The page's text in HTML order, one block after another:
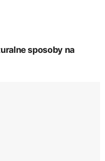
sposoby na